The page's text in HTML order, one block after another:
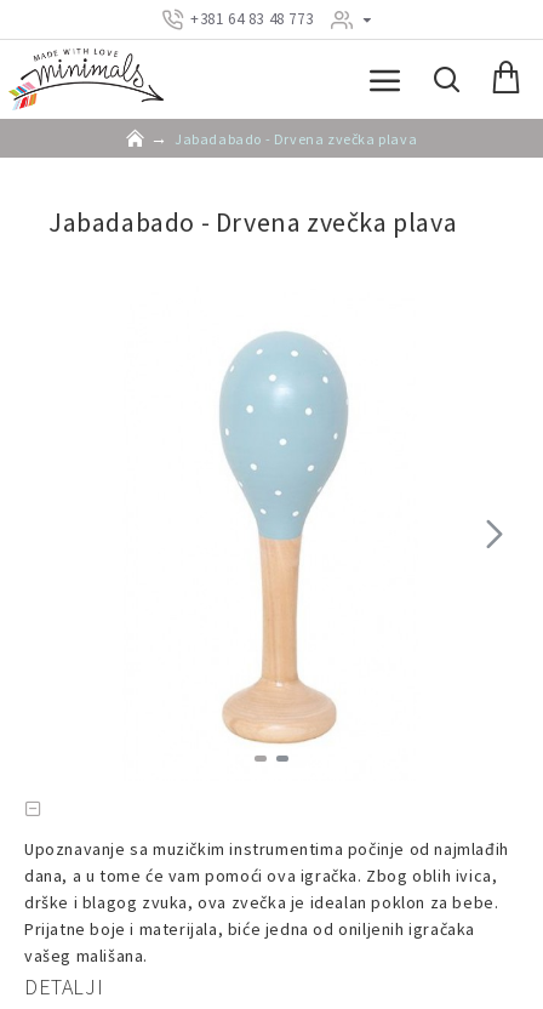
+381 64 83 48 773
Jabadabado - Drvena zvečka plava
Jabadabado - Drvena zvečka plava
Upoznavanje sa muzičkim instrumentima počinje od najmlađih
dana, a u tome će vam pomoći ova igračka. Zbog oblih ivica,
drške i blagog zvuka, ova zvečka je idealan poklon za bebe.
Prijatne boje i materijala, biće jedna od oniljenih igračaka
vašeg mališana.
DETALJI